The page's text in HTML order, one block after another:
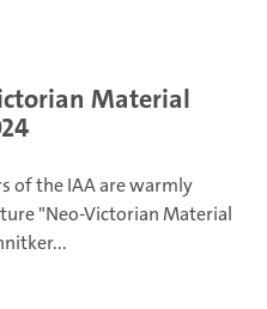
Material
of the IAA are warmly
"Neo-Victorian Material